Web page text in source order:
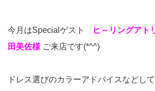
今月はSpecialゲスト
ヒ～リングア
田美佐様 ご来店です(*^^)
ドレス選びのカラーアドバイスなどし